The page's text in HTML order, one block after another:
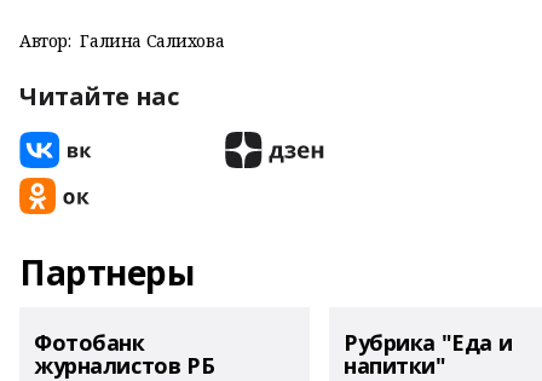
Автор: Галина Салихова
Читайте нас
Партнеры
Фотобанк
журналистов РБ
Рубрика "Еда и
напитки"